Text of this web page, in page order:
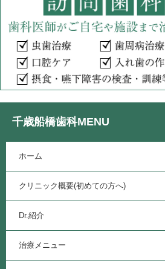
千歳船橋歯科MENU
ホーム
クリニック概要(初めての方へ)
Dr.紹介
治療メニュー